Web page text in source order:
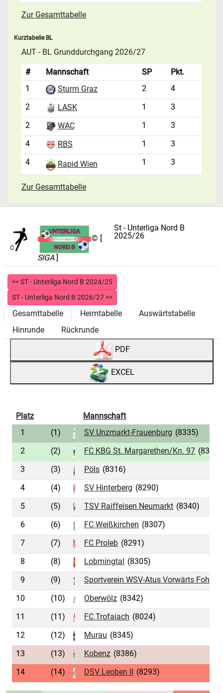
Zur Gesamttabelle
Kurztabelle BL
AUT - BL Grunddurchgang 2026/27
# Mannschaft SP
Pkt.
1
Sturm Graz 2
4
2
LASK 1
3
2
WAC 1
3
4
RBS 1
3
4
Rapid Wien 1 3
Zur Gesamttabelle
© [
SIGA]
St - Unterliga Nord B
2025/26
<< ST - Unterliga Nord B 2024/25
ST - Unterliga Nord B 2026/27 >>
Gesamttabelle Heimtabelle
Auswärtstabelle
Hinrunde
Rückrunde
PDF
EXCEL
Platz
Mannschaft
1
(1) SV Unzmarkt-Frauenburg (8335)
2
(2) FC KBG St. Margarethen/Kn. 97 (8390)
3
(3) Pöls (8316)
4
(4) SV Hinterberg (8290)
5
(5) TSV Raiffeisen Neumarkt (8340)
6
(6) FC Weißkirchen (8307)
7
(7) FC Proleb (8291)
8
(8) Lobmingtal (8305)
9
(9)
Sportverein WSV-Atus Vorwärts
10
(10) Oberwölz (8342)
11
(11) FC Trofaiach (8024)
12
(12) Murau (8345)
13
(13) Kobenz (8386)
14
(14) DSV Leoben II (8293)